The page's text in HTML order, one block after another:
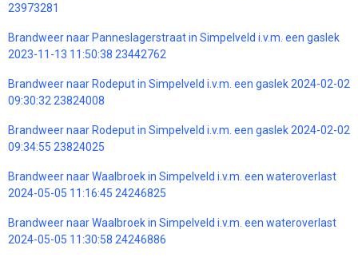
23973281
Brandweer naar Panneslagerstraat in Simpelveld i.v.m. een gaslek
2023-11-13 11:50:38 23442762
Brandweer naar Rodeput in Simpelveld i.v.m. een gaslek 2024-02-02
09:30:32 23824008
Brandweer naar Rodeput in Simpelveld i.v.m. een gaslek 2024-02-02
09:34:55 23824025
Brandweer naar Waalbroek in Simpelveld i.v.m. een wateroverlast
2024-05-05 11:16:45 24246825
Brandweer naar Waalbroek in Simpelveld i.v.m. een wateroverlast
2024-05-05 11:30:58 24246886